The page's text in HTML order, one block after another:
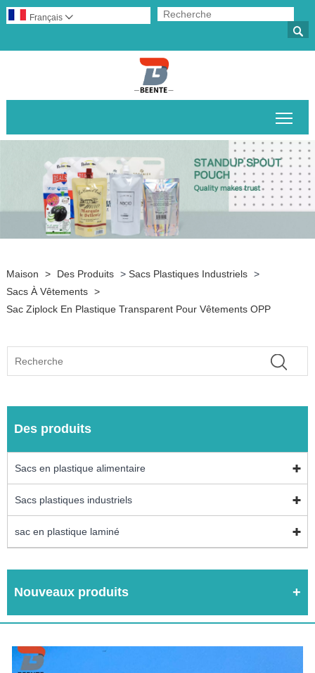

Français 
Maison > Des Produits > Sacs Plastiques Industriels >
Sacs À Vêtements >
Sac Ziplock En Plastique Transparent Pour Vêtements OPP
Des produits
Sacs en plastique alimentaire
Sacs plastiques industriels
sac en plastique laminé
Nouveaux produits